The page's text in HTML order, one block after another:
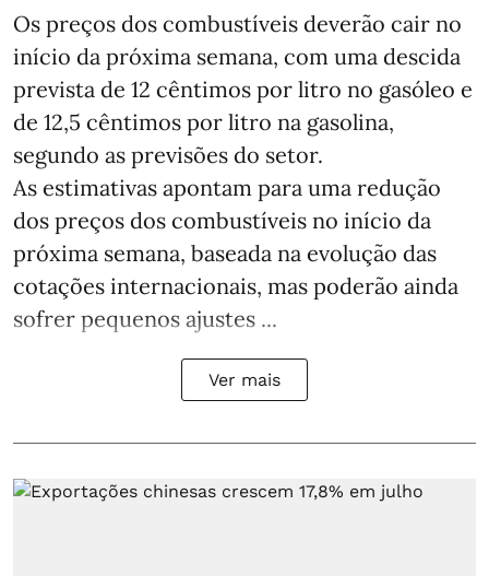
Os preços dos combustíveis deverão cair no
início da próxima semana, com uma descida
prevista de 12 cêntimos por litro no gasóleo e
de 12,5 cêntimos por litro na gasolina,
segundo as previsões do setor.
As estimativas apontam para uma redução
dos preços dos combustíveis no início da
próxima semana, baseada na evolução das
cotações internacionais, mas poderão ainda
sofrer pequenos ajustes ...
Ver mais